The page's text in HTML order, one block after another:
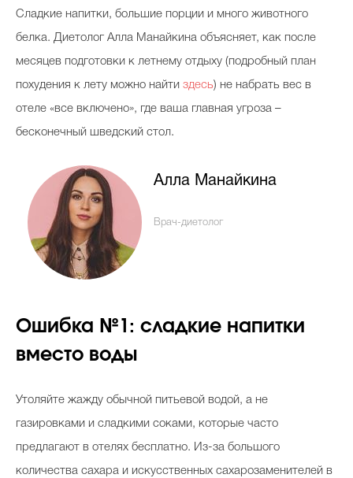
Косметичка профи
Вопрос эксперту
Папа может
Бьютихакер / Мама-хакер
Выбор визажистов
Выбор косметолога
Полиция красоты
Celebrity дня
Интервью со звездой
Сладкие напитки, большие порции и много животного
белка. Диетолог Алла Манайкина объясняет, как после
месяцев подготовки к летнему отдыху (подробный план
похудения к лету можно найти здесь) не набрать вес в
отеле «все включено», где ваша главная угроза –
бесконечный шведский стол.
Алла Манайкина
Врач-диетолог
Ошибка №1: сладкие напитки
вместо воды
Утоляйте жажду обычной питьевой водой, а не
газировками и сладкими соками, которые часто
предлагают в отелях бесплатно. Из-за большого
количества сахара и искусственных сахарозаменителей в